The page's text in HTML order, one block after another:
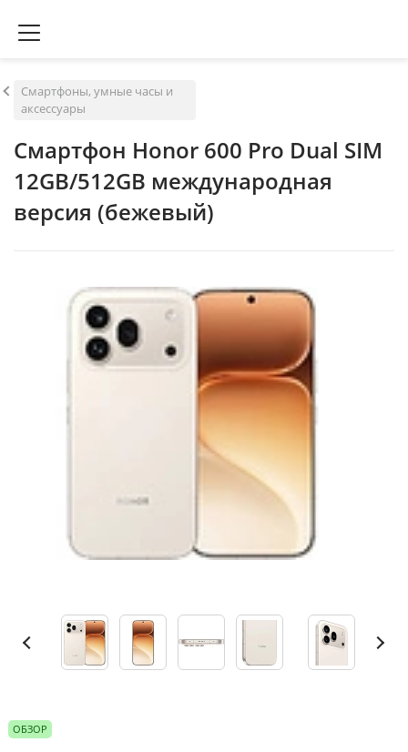
Смартфоны, умные часы и
аксессуары
Смартфон Honor 600 Pro Dual SIM
12GB/512GB международная
версия (бежевый)
ОБЗОР